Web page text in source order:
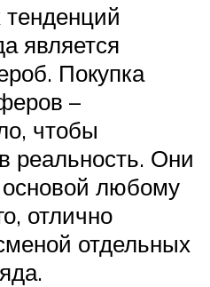
является
Покупка
–
чтобы
реальность. Они
основой любому
отлично
отдельных